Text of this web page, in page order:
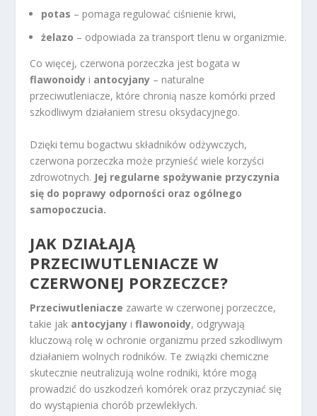
potas – pomaga regulować ciśnienie krwi,
żelazo – odpowiada za transport tlenu w organizmie.
Co więcej, czerwona porzeczka jest bogata w
flawonoidy i antocyjany – naturalne
przeciwutleniacze, które chronią nasze komórki przed
szkodliwym działaniem stresu oksydacyjnego.
Dzięki temu bogactwu składników odżywczych,
czerwona porzeczka może przynieść wiele korzyści
zdrowotnych. Jej regularne spożywanie przyczynia
się do poprawy odporności oraz ogólnego
samopoczucia.
JAK DZIAŁAJĄ
PRZECIWUTLENIACZE W
CZERWONEJ PORZECZCE?
Przeciwutleniacze zawarte w czerwonej porzeczce,
takie jak antocyjany iflawonoidy, odgrywają
kluczową rolę w ochronie organizmu przed szkodliwym
działaniem wolnych rodników. Te związki chemiczne
skutecznie neutralizują wolne rodniki, które mogą
prowadzić do uszkodzeń komórek oraz przyczyniać się
do wystąpienia chorób przewlekłych.